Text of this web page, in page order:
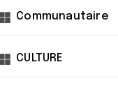
Communautaire
CULTURE